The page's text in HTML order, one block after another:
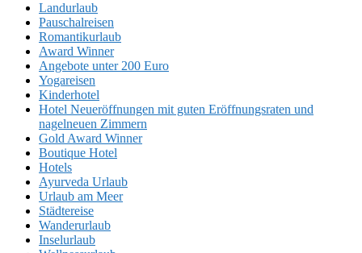
Landurlaub
Pauschalreisen
Romantikurlaub
Award Winner
Angebote unter 200 Euro
Yogareisen
Kinderhotel
Hotel Neueröffnungen mit guten Eröffnungsraten und
nagelneuen Zimmern
Gold Award Winner
Boutique Hotel
Hotels
Ayurveda Urlaub
Urlaub am Meer
Städtereise
Wanderurlaub
Inselurlaub